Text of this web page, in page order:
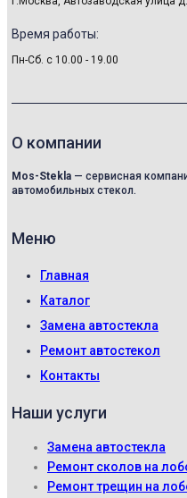
Время работы:
Пн-Сб. с 10.00 - 19.00
О компании
Mos-Stekla — сервисная
автомобильных стекол.
Меню
Главная
Каталог
Замена автостекла
Ремонт автостекол
Контакты
Наши услуги
Замена автостекла
Ремонт сколов на
Ремонт трещин на